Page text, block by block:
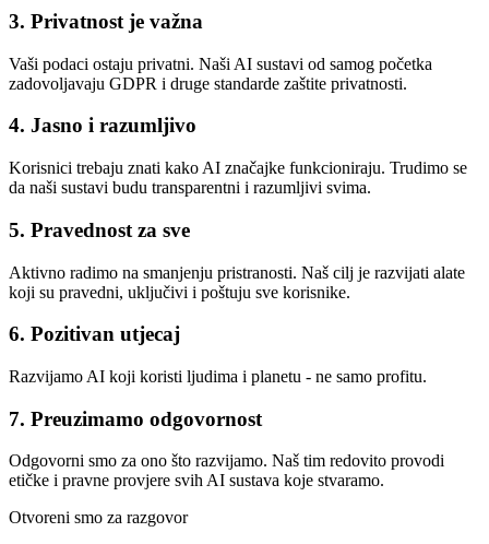
3. Privatnost je važna
Vaši podaci ostaju privatni. Naši AI sustavi od samog početka
zadovoljavaju GDPR i druge standarde zaštite privatnosti.
4. Jasno i razumljivo
Korisnici trebaju znati kako AI značajke funkcioniraju. Trudimo se
da naši sustavi budu transparentni i razumljivi svima.
5. Pravednost za sve
Aktivno radimo na smanjenju pristranosti. Naš cilj je razvijati alate
koji su pravedni, uključivi i poštuju sve korisnike.
6. Pozitivan utjecaj
Razvijamo AI koji koristi ljudima i planetu - ne samo profitu.
7. Preuzimamo odgovornost
Odgovorni smo za ono što razvijamo. Naš tim redovito provodi
etičke i pravne provjere svih AI sustava koje stvaramo.
Otvoreni smo za razgovor